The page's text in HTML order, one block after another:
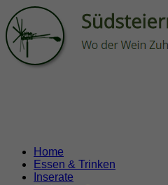
Home
Essen & Trinken
Inserate